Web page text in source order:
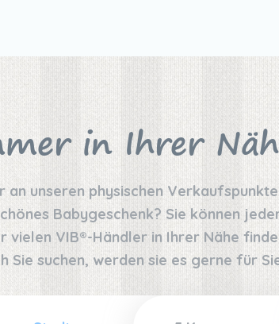
in Ihrer
an unseren physischen
Babygeschenk? Sie können
vielen VIB®-Händler in Ihrer Nähe
Sie suchen, werden sie es gerne für